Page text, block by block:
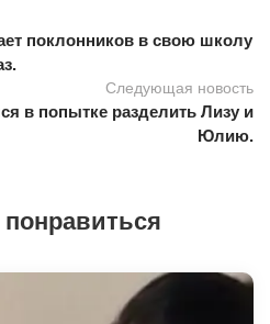
поклонников в свою школу
Следующая новость
в попытке разделить Лизу и
Юлию.